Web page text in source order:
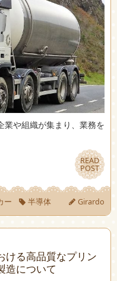
業や組織が集まり、業務を
READ
POST
READ
POST
ー 半導体 Girardo
ける高品質なプリン
造について